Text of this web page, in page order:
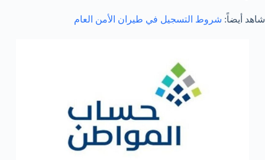
شاهد أيضاً: شروط التسجيل في طيران الأمن العام